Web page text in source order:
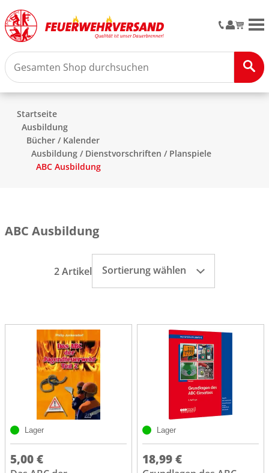
Startseite
Ausbildung
Bücher / Kalender
Ausbildung / Dienstvorschriften / Planspiele
ABC Ausbildung
ABC Ausbildung
2 Artikel Sortierung wählen
Lager
5,00 €
Lager
18,99 €